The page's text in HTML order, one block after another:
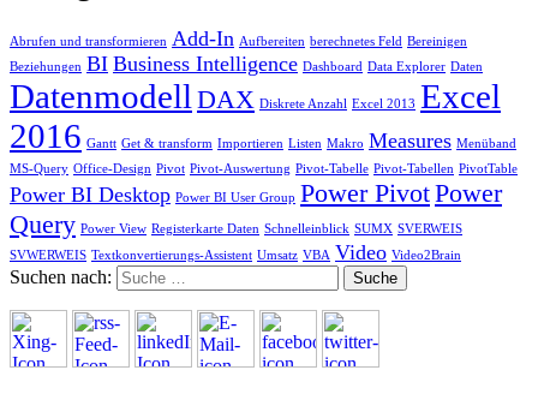
Abrufen und transformieren Add-In Aufbereiten berechnetes Feld Bereinigen
Beziehungen BI Business Intelligence Dashboard Data Explorer Daten
Datenmodell DAX Diskrete Anzahl Excel 2013 Excel
2016 Gantt Get & transform Importieren Listen Makro Measures Menüband
MS-Query Office-Design Pivot Pivot-Auswertung Pivot-Tabelle Pivot-Tabellen PivotTable
Power BI Desktop Power BI User Group Power PivotPower
Query Power View Registerkarte Daten Schnelleinblick SUMX SVERWEIS
SVWERWEIS Textkonvertierungs-Assistent Umsatz VBA Video Video2Brain
Suchen nach: